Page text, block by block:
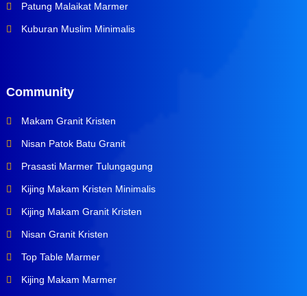
Patung Malaikat Marmer
Kuburan Muslim Minimalis
Community
Makam Granit Kristen
Nisan Patok Batu Granit
Prasasti Marmer Tulungagung
Kijing Makam Kristen Minimalis
Kijing Makam Granit Kristen
Nisan Granit Kristen
Top Table Marmer
Kijing Makam Marmer